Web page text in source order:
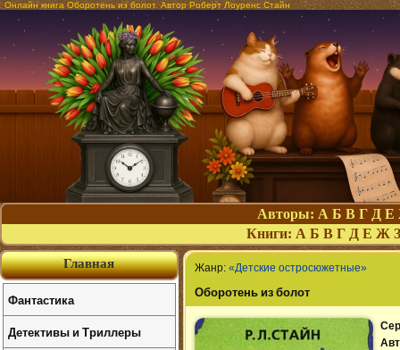
Онлайн книга Оборотень из болот. Автор Роберт Лоуренс Стайн
Авторы: А Б В Г Д Е
Книги: А Б В Г Д Е Ж З
Жанр: «Детские остросюжетные»
Оборотень из болот
Главная
Фантастика
Детективы и Триллеры